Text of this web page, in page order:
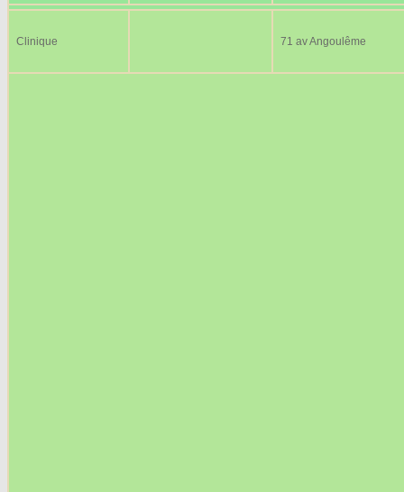
Clinique 71 av Angoulême